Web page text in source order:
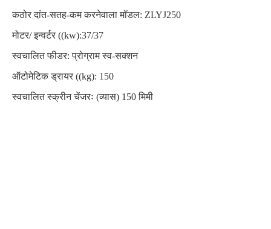
कठोर दांत-सतह-कम करनेवाला मॉडल: ZLYJ250
मोटर/ इन्वर्टर ((kw):37/37
स्वचालित फीडर: प्रोग्राम स्व-सक्शन
ऑटोमेटिक ड्रायर ((kg): 150
स्वचालित स्क्रीन चेंजरः (व्यास) 150 मिमी